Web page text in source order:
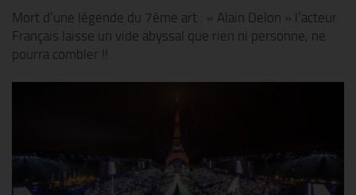
Mort d’une légende du 7ème art : « Alain Delon » l’acteur
Français laisse un vide abyssal que rien ni personne, ne
pourra combler !!